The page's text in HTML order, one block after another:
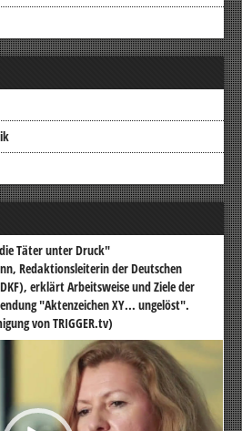
Täter unter Druck"
Redaktionsleiterin der Deutschen
erklärt Arbeitsweise und Ziele der
"Aktenzeichen XY... ungelöst".
von TRIGGER.tv)